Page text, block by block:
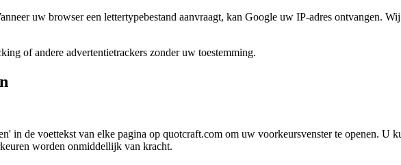
uw browser een lettertypebestand aanvraagt, kan Google uw IP-adres ontvangen.
of andere advertentietrackers zonder uw toestemming.
de voettekst van elke pagina op quotcraft.com om uw voorkeursvenster te openen. U
worden onmiddellijk van kracht.